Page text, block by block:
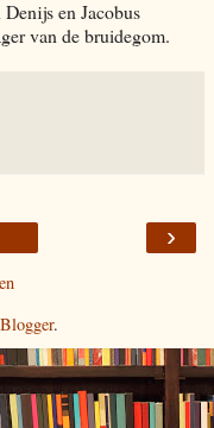
en Jacobus
van de bruidegom.
›
Blogger.